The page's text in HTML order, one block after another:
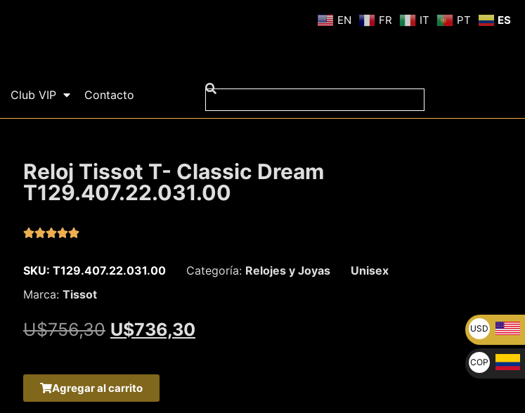
Club VIP Contacto
Reloj Tissot T- Classic Dream
T129.407.22.031.00

SKU: T129.407.22.031.00 Categoría: Relojes y Joyas
Unisex
Marca: Tissot
U$756,30 U$736,30
Agregar al carrito
EN FR IT PT ES
USD
U$
COP
$